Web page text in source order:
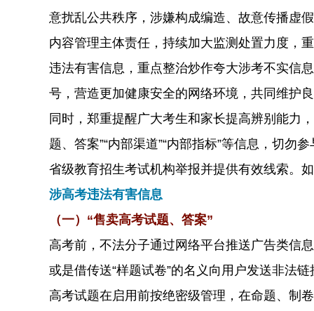
意扰乱公共秩序，涉嫌构成编造、故意传播虚
内容管理主体责任，持续加大监测处置力度，
违法有害信息，重点整治炒作夸大涉考不实信
号，营造更加健康安全的网络环境，共同维护
同时，郑重提醒广大考生和家长提高辨别能力
题、答案”“内部渠道”“内部指标”等信息，切
省级教育招生考试机构举报并提供有效线索。
涉高考违法有害信息
（一）“售卖高考试题、答案”
高考前，不法分子通过网络平台推送广告类信
或是借传送“样题试卷”的名义向用户发送非法
高考试题在启用前按绝密级管理，在命题、制